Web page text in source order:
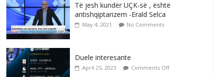
Të jesh kundër UÇK-së , është
antishqiptarizem -Erald Selca
May 4, 2021 No Comments
Duele interesante
April 25, 2023 Comments Off